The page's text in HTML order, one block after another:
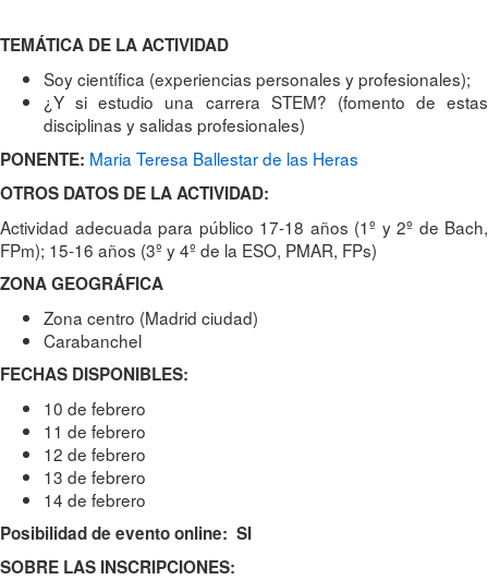
TEMÁTICA DE LA ACTIVIDAD
Soy científica (experiencias personales y profesionales);
¿Y si estudio una carrera STEM? (fomento de estas
disciplinas y salidas profesionales)
PONENTE: Maria Teresa Ballestar de las Heras
OTROS DATOS DE LA ACTIVIDAD:
Actividad adecuada para público 17-18 años (1º y 2º de Bach,
FPm); 15-16 años (3º y 4º de la ESO, PMAR, FPs)
ZONA GEOGRÁFICA
Zona centro (Madrid ciudad)
Carabanchel
FECHAS DISPONIBLES:
10 de febrero
11 de febrero
12 de febrero
13 de febrero
14 de febrero
Posibilidad de evento online: SI
SOBRE LAS INSCRIPCIONES: